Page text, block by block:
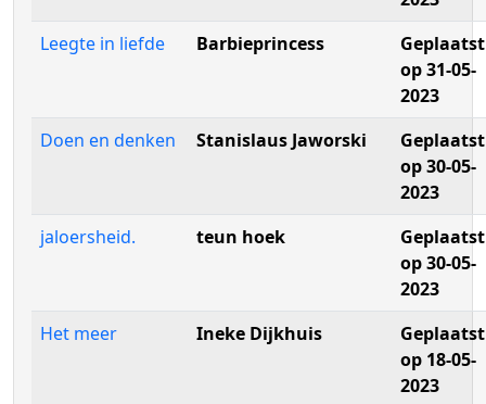
Leegte in liefde
Barbieprincess
Geplaatst
op 31-05-
2023
Doen en denken
Stanislaus Jaworski
Geplaatst
op 30-05-
2023
jaloersheid.
teun hoek
Geplaatst
op 30-05-
2023
Het meer
Ineke Dijkhuis
Geplaatst
op 18-05-
2023